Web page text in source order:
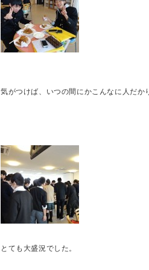
気がつけば、いつの間にかこんなに人だか
とても大盛況でした。